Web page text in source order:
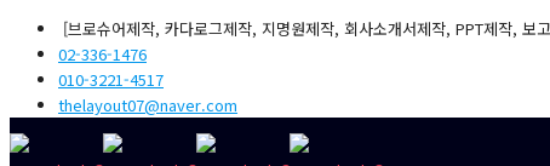
[브로슈어제작, 카다로그제작, 지명원제작, 회사소개서제작, PPT제작, 보
02-336-1476
010-3221-4517
thelayout07@naver.com